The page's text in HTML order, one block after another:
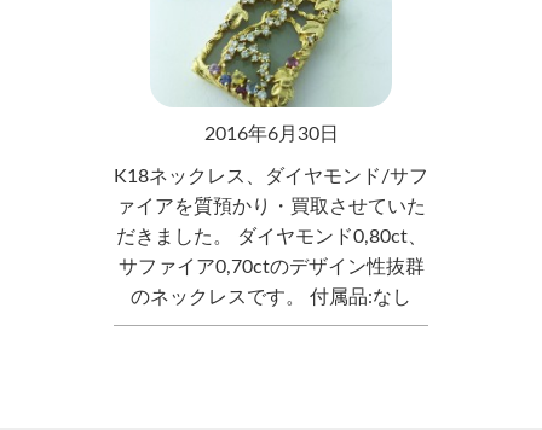
2016年6月30日
K18ネックレス、ダイヤモンド/サフ
ァイアを質預かり・買取させていた
だきました。 ダイヤモンド0,80ct、
サファイア0,70ctのデザイン性抜群
のネックレスです。 付属品:なし